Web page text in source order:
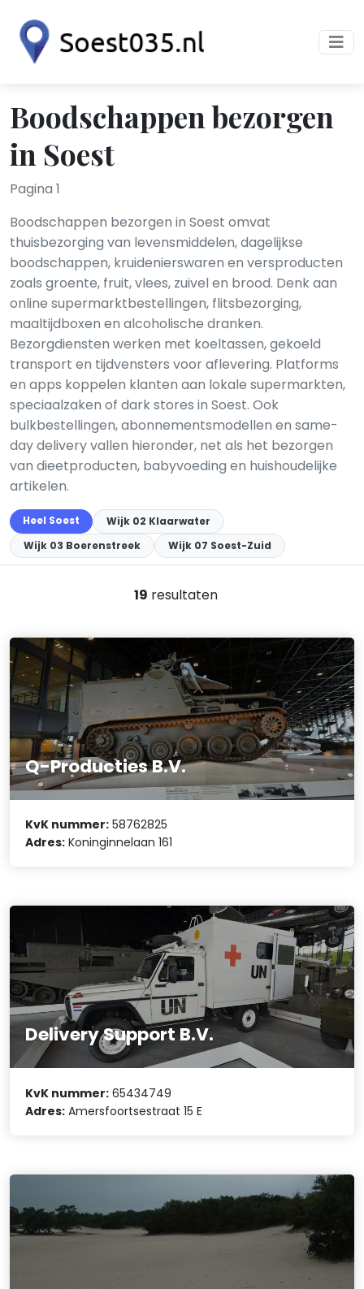
Boodschappen bezorgen
in Soest
Pagina 1
Boodschappen bezorgen in Soest omvat
thuisbezorging van levensmiddelen, dagelijkse
boodschappen, kruidenierswaren en versproducten
zoals groente, fruit, vlees, zuivel en brood. Denk aan
online supermarktbestellingen, flitsbezorging,
maaltijdboxen en alcoholische dranken.
Bezorgdiensten werken met koeltassen, gekoeld
transport en tijdvensters voor aflevering. Platforms
en apps koppelen klanten aan lokale supermarkten,
speciaalzaken of dark stores in Soest. Ook
bulkbestellingen, abonnementsmodellen en same-
day delivery vallen hieronder, net als het bezorgen
van dieetproducten, babyvoeding en huishoudelijke
artikelen.
Heel Soest
Wijk 02 Klaarwater
Wijk 03 Boerenstreek
Wijk 07 Soest-Zuid
19 resultaten
Q-Producties B.V.
KvK nummer: 58762825
Adres: Koninginnelaan 161
Delivery Support B.V.
KvK nummer: 65434749
Adres: Amersfoortsestraat 15 E